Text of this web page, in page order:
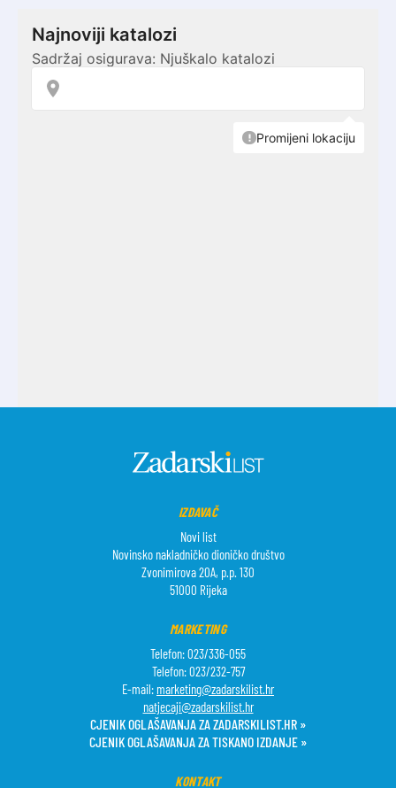
IZDAVAČ
Novi list
Novinsko nakladničko dioničko društvo
Zvonimirova 20A, p.p. 130
51000 Rijeka
MARKETING
Telefon: 023/336-055
Telefon: 023/232-757
E-mail: marketing@zadarskilist.hr
natjecaji@zadarskilist.hr
CJENIK OGLAŠAVANJA ZA ZADARSKILIST.HR »
CJENIK OGLAŠAVANJA ZA TISKANO IZDANJE »
KONTAKT